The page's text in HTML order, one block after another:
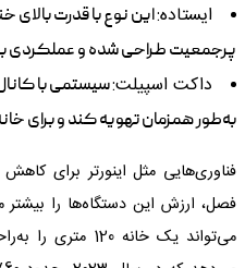
ایستاده:این نوع با قدرت
پرجمعیت طراحی شده و عملکردی
داکت اسپیلت:سیستمی با
به‌طور همزمان تهویه کند و برای
فناوری‌هایی مثل اینورتر برای
فصل، ارزش این دستگاه‌ها را
می‌تواند یک خانه